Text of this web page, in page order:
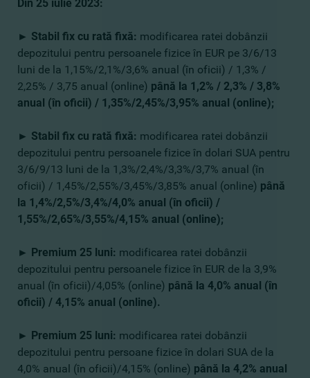
Din 25 iulie 2023:
► Stabil fix cu rată fixă: modificarea ratei dobânzii
depozitului pentru persoanele fizice în EUR pe 3/6/13
luni de la 1,15%/2,1%/3,6% anual (în oficii) / 1,3% /
2,25% / 3,75 anual (online) până la 1,2% / 2,3% / 3,8%
anual (în oficii) / 1,35%/2,45%/3,95% anual (online);
► Stabil fix cu rată fixă: modificarea ratei dobânzii
depozitului pentru persoanele fizice în dolari SUA pentru
3/6/9/13 luni de la 1,3%/2,4%/3,3%/3,7% anual (în
oficii) / 1,45%/2,55%/3,45%/3,85% anual (online) până
la 1,4%/2,5%/3,4%/4,0% anual (în oficii) /
1,55%/2,65%/3,55%/4,15% anual (online);
► Premium 25 luni: modificarea ratei dobânzii
depozitului pentru persoanele fizice în EUR de la 3,9%
anual (în oficii)/4,05% (online) până la 4,0% anual (în
oficii) / 4,15% anual (online).
► Premium 25 luni: modificarea ratei dobânzii
depozitului pentru persoane fizice în dolari SUA de la
4,0% anual (în oficii)/4,15% (online) până la 4,2% anual